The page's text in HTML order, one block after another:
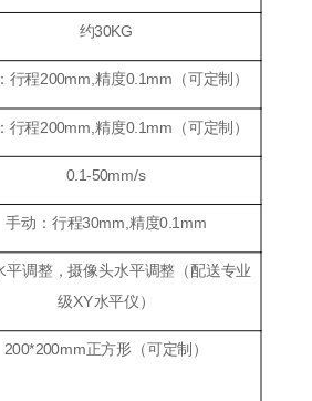
约30KG
行程200mm, 精度0.1mm （可定制）
行程200mm, 精度0.1mm （可定制）
0.1-50mm/s
手动：行程30mm, 精度0.1mm
平调整，摄像头水平调整（配送专业
级XY水平仪）
200*200mm正方形 （可定制）